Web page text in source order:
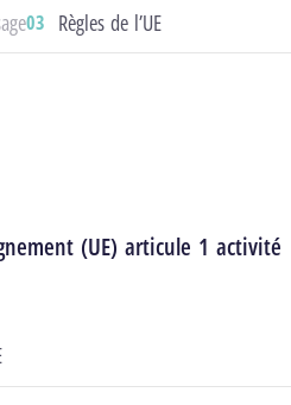
Règles de l’UE
(UE) articule 1 activité